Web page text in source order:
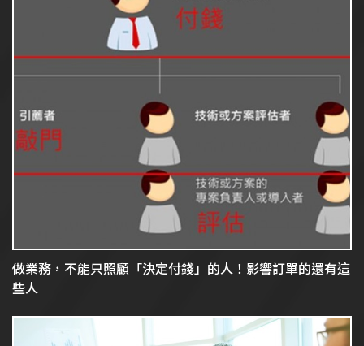
做業務，不能只照顧「決定付錢」的人！影響訂單的還有這
些人